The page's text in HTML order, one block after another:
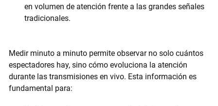
en volumen de atención frente a las grandes señales
tradicionales.
Medir minuto a minuto permite observar no solo cuántos
espectadores hay, sino cómo evoluciona la atención
durante las transmisiones en vivo. Esta información es
fundamental para: